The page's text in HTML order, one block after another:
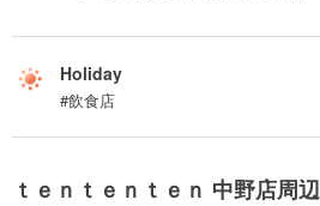
Holiday
#飲食店
ｔｅｎｔｅｎｔｅｎ 中野店周